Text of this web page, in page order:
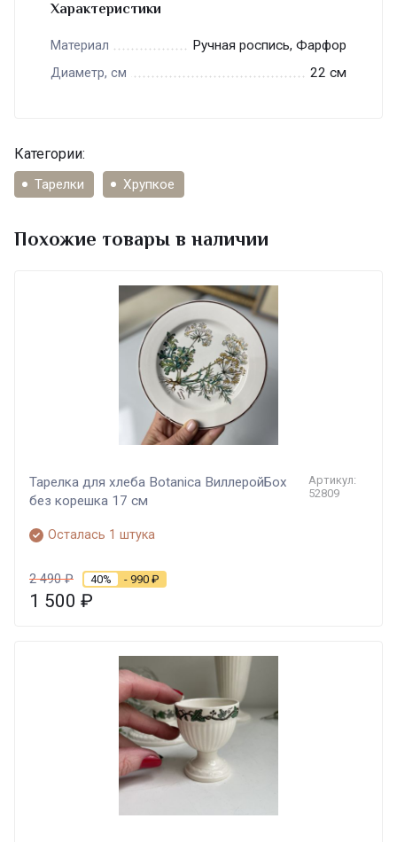
Характеристики
Материал Ручная роспись, Фарфор
Диаметр, см 22 см
Категории:
Тарелки Хрупкое
Похожие товары в наличии
Тарелка для хлеба Botanica ВиллеройБох
без корешка 17 см
Артикул:
52809
Осталась 1 штука
2 490₽ 40% - 990 ₽
1 500 ₽